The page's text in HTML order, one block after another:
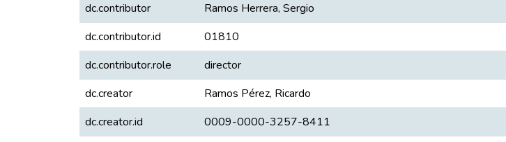
dc.contributor
Ramos Herrera, Sergio
dc.contributor.id
01810
dc.contributor.role
director
dc.creator
Ramos Pérez, Ricardo
dc.creator.id
0009-0000-3257-8411